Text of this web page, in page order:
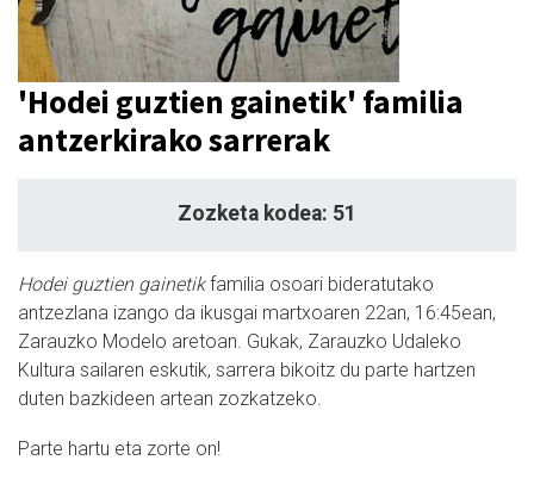
'Hodei guztien gainetik' familia
antzerkirako sarrerak
Zozketa kodea: 51
Hodei guztien gainetikfamilia osoari bideratutako
antzezlana izango da ikusgai martxoaren 22an, 16:45ean,
Zarauzko Modelo aretoan. Gukak, Zarauzko Udaleko
Kultura sailaren eskutik, sarrera bikoitz du parte hartzen
duten bazkideen artean zozkatzeko.
Parte hartu eta zorte on!